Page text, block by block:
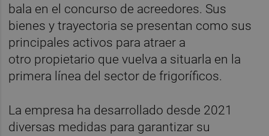
bala en el concurso de acreedores. Sus
bienes y trayectoria se presentan como sus
principales activos para atraer a
otro propietario que vuelva a situarla en la
primera línea del sector de frigoríficos.
La empresa ha desarrollado desde 2021
diversas medidas para garantizar su